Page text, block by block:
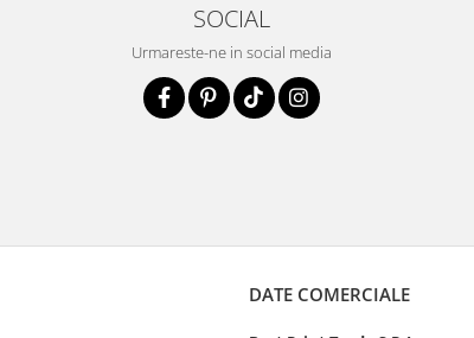
SOCIAL
Urmareste-ne in social media
DATE COMERCIALE